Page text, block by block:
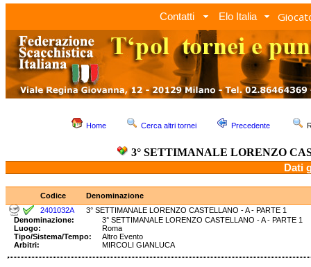
Contatti Elo Italia
Home Cerca altri tornei Precedente
3° SETTIMANALE LORENZO
Dati
Codice
Denominazione
2401032A
3° SETTIMANALE LORENZO CASTELLANO - A - PARTE 1
Denominazione:
3° SETTIMANALE LORENZO CASTELLANO - A -
Luogo:
Roma
Tipo/Sistema/Tempo:
Altro Evento
Arbitri:
MIRCOLI GIANLUCA